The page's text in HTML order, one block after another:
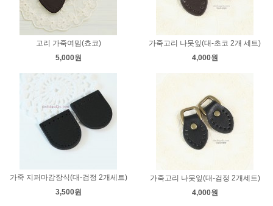
고리 가죽여밈(쵸코)
5,000원
가죽고리 나뭇잎(대-초코 2개 세트)
4,000원
가죽 지퍼마감장식(대-검정 2개세트)
3,500원
가죽고리 나뭇잎(대-검정 2개세트)
4,000원